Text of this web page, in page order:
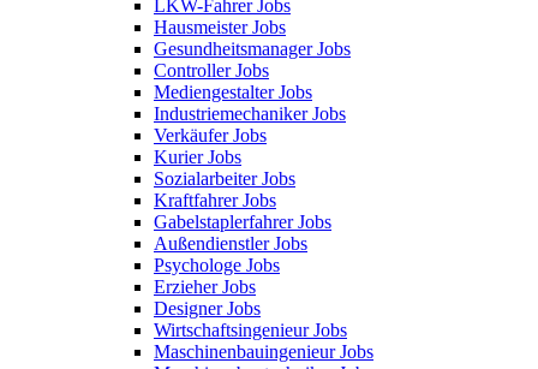
LKW-Fahrer Jobs
Hausmeister Jobs
Gesundheitsmanager Jobs
Controller Jobs
Mediengestalter Jobs
Industriemechaniker Jobs
Verkäufer Jobs
Kurier Jobs
Sozialarbeiter Jobs
Kraftfahrer Jobs
Gabelstaplerfahrer Jobs
Außendienstler Jobs
Psychologe Jobs
Erzieher Jobs
Designer Jobs
Wirtschaftsingenieur Jobs
Maschinenbauingenieur Jobs